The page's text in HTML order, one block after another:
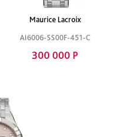
Maurice Lacroix
AI6006-SS00F-451-C
300 000 Р